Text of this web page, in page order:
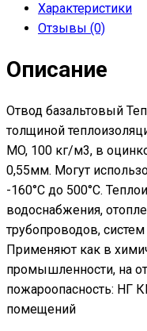
оцинкованной
толщиной
Характеристики
Отзывы (0)
Описание
Отвод базальтовый
толщиной
MO, 100 кг/м3, в
0,55мм. Могут
-160°С до 500°С.
водоснабжения,
трубопроводов,
Применяют как в
промышленности, на
пожароопасность: НГ
помещений